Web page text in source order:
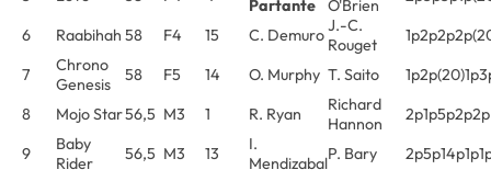
Partante
O'Brien
6
Raabihah 58 F4 15 C. DemuroJ.-C.
Rouget
7
Chrono
Genesis
58 F5 14 O. Murphy T. Saito
8
Mojo Star56,5 M3 1 R. Ryan
Richard
Hannon
2p1p5p2p2p
9
Baby
Rider
56,5 M3 13
I.
MendizabalP. Bary